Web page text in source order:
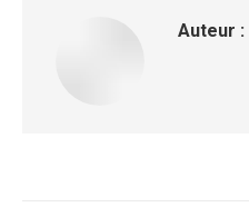
Auteur :